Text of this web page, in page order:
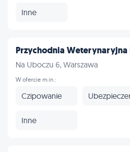
Inne
Przychodnia Weterynaryjna
Na Uboczu 6, Warszawa
W ofercie m.in.:
Czipowanie
Inne